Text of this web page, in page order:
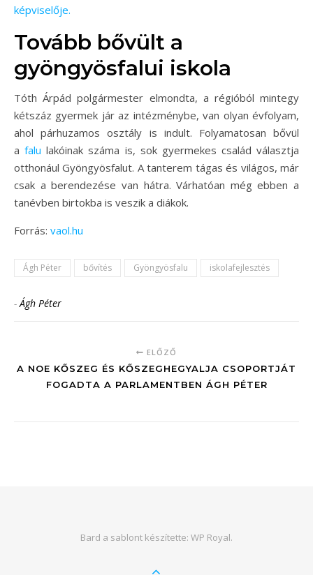
képviselője.
Tovább bővült a
gyöngyösfalui iskola
Tóth Árpád polgármester elmondta, a régióból mintegy
kétszáz gyermek jár az intézménybe, van olyan évfolyam,
ahol párhuzamos osztály is indult. Folyamatosan bővül
afalu lakóinak száma is, sok gyermekes család választja
otthonául Gyöngyösfalut. A tanterem tágas és világos, már
csak a berendezése van hátra. Várhatóan még ebben a
tanévben birtokba is veszik a diákok.
Forrás: vaol.hu
Ágh Péter bővítés Gyöngyösfalu iskolafejlesztés
-Ágh Péter
ELŐZŐ
A NOE KŐSZEG ÉS KŐSZEGHEGYALJA CSOPORTJÁT
FOGADTA A PARLAMENTBEN ÁGH PÉTER
Bard a sablont készítette: WP Royal.